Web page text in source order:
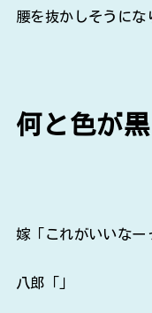
腰を抜かしそうにな
何と色が
嫁「これがいいなー
八郎「」